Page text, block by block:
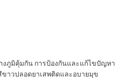
งภูมิคุ้มกัน การป้องกันและแก้ไขปัญหา
ขาวปลอดยาเสพติดและอบายมุข